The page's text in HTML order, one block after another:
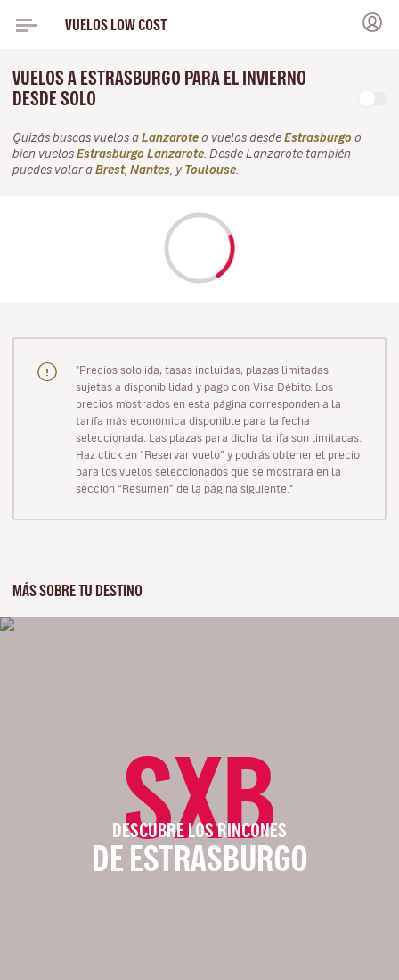
VUELOS LOW COST
VUELOS A ESTRASBURGO PARA EL INVIERNO
DESDE SOLO
Quizás buscas vuelos a Lanzarote o vuelos desde Estrasburgo o
bien vuelos Estrasburgo Lanzarote . Desde Lanzarote también
puedes volar a Brest, Nantes , y Toulouse
"Precios solo ida, tasas incluidas, plazas limitadas
sujetas a disponibilidad y pago con Visa Débito. Los
precios mostrados en esta página corresponden a la
tarifa más económica disponible para la fecha
seleccionada. Las plazas para dicha tarifa son limitadas.
Haz click en “Reservar vuelo” y podrás obtener el precio
para los vuelos seleccionados que se mostrará en la
sección “Resumen” de la página siguiente."
MÁS SOBRE TU DESTINO
SXB
DESCUBRE LOS RINCONES
DE ESTRASBURGO